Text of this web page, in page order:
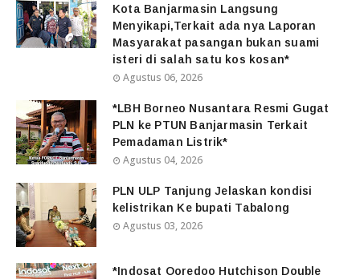
Kota Banjarmasin Langsung
Menyikapi,Terkait ada nya Laporan
Masyarakat pasangan bukan suami
isteri di salah satu kos kosan*
Agustus 06, 2026
*LBH Borneo Nusantara Resmi Gugat
PLN ke PTUN Banjarmasin Terkait
Pemadaman Listrik*
Agustus 04, 2026
PLN ULP Tanjung Jelaskan kondisi
kelistrikan Ke bupati Tabalong
Agustus 03, 2026
*Indosat Ooredoo Hutchison Double